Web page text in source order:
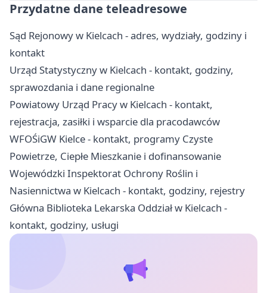
Przydatne dane teleadresowe
Sąd Rejonowy w Kielcach - adres, wydziały, godziny i
kontakt
Urząd Statystyczny w Kielcach - kontakt, godziny,
sprawozdania i dane regionalne
Powiatowy Urząd Pracy w Kielcach - kontakt,
rejestracja, zasiłki i wsparcie dla pracodawców
WFOŚiGW Kielce - kontakt, programy Czyste
Powietrze, Ciepłe Mieszkanie i dofinansowanie
Wojewódzki Inspektorat Ochrony Roślin i
Nasiennictwa w Kielcach - kontakt, godziny, rejestry
Główna Biblioteka Lekarska Oddział w Kielcach -
kontakt, godziny, usługi